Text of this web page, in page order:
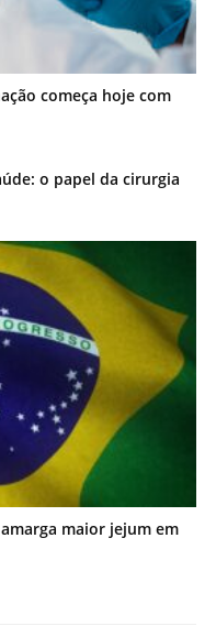
começa hoje com
o papel da cirurgia
maior jejum em